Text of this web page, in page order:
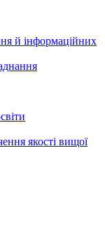
й інформаційних
якості вищої